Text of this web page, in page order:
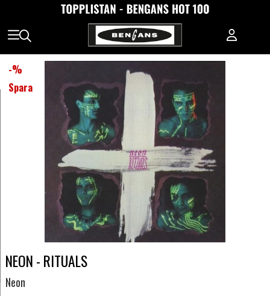
-%
Spara
NEON - RITUALS
Neon